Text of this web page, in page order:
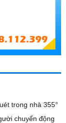
trong nhà 355°
chuyển động